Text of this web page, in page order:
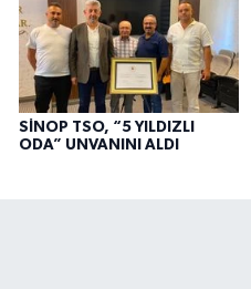
SİNOP TSO, “5 YILDIZLI
ODA” UNVANINI ALDI